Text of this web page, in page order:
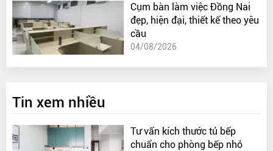
Cụm bàn làm việc Đồng Nai
đẹp, hiện đại, thiết kế theo yêu
cầu
04/08/2026
Tin xem nhiều
Tư vấn kích thước tủ bếp
chuẩn cho phòng bếp nhỏ